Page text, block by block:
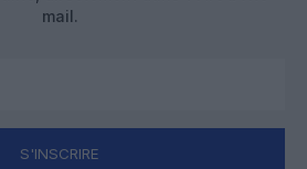
mail.
S'INSCRIRE